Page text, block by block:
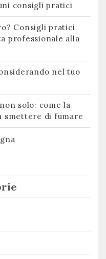
consigli pratici
Consigli pratici
professionale alla
nel tuo
solo: come la
smettere di fumare